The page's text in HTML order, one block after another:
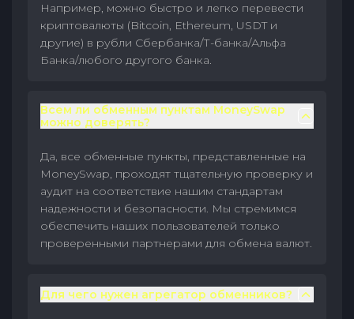
Например, можно быстро и легко перевести
криптовалюты (Bitcoin, Ethereum, USDT и
другие) в рубли Сбербанка/Т-банка/Альфа
Банка/любого другого банка.
Всем ли обменным пунктам MoneySwap
можно доверять?
Да, все обменные пункты, представленные на
MoneySwap, проходят тщательную проверку и
аудит на соответствие нашим стандартам
надежности и безопасности. Мы стремимся
обеспечить наших пользователей только
проверенными партнерами для обмена валют.
Для чего нужен агрегатор обменников?